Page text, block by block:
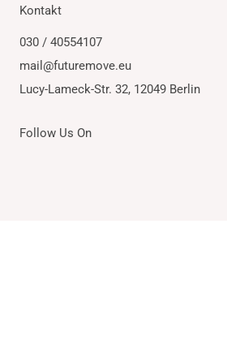
Kontakt
030 / 40554107
mail@futuremove.eu
Lucy-Lameck-Str. 32, 12049 Berlin
Follow Us On